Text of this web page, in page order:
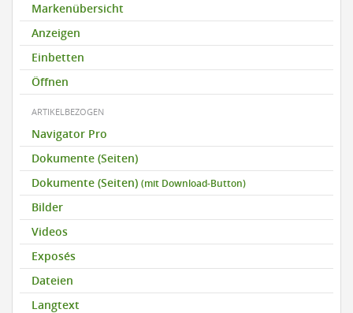
Markenübersicht
Anzeigen
Einbetten
Öffnen
ARTIKELBEZOGEN
Navigator Pro
Dokumente (Seiten)
Dokumente (Seiten) (mit Download-Button)
Bilder
Videos
Exposés
Dateien
Langtext